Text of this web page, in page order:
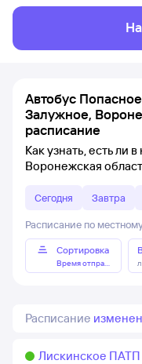
Автобус
Залужное,
расписание
Как узнать, есть ли
Воронежская
Сегодня Завтра
Расписание по
Сортировка
Время отправления
Расписание
Лискинское ПАТП